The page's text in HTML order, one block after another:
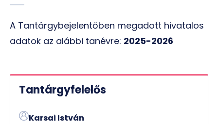
A Tantárgybejelentőben megadott hivatalos
adatok az alábbi tanévre: 2025-2026
Tantárgyfelelős
Karsai István